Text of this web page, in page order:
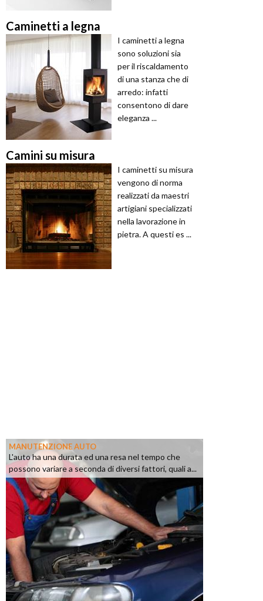
Caminetti a legna
I caminetti a legna
sono soluzioni sia
per il riscaldamento
di una stanza che di
arredo: infatti
consentono di dare
eleganza ...
Camini su misura
I caminetti su misura
vengono di norma
realizzati da maestri
artigiani specializzati
nella lavorazione in
pietra. A questi es ...
MANUTENZIONE AUTO
L'auto ha una durata ed una resa nel tempo che
possono variare a seconda di diversi fattori, quali a...